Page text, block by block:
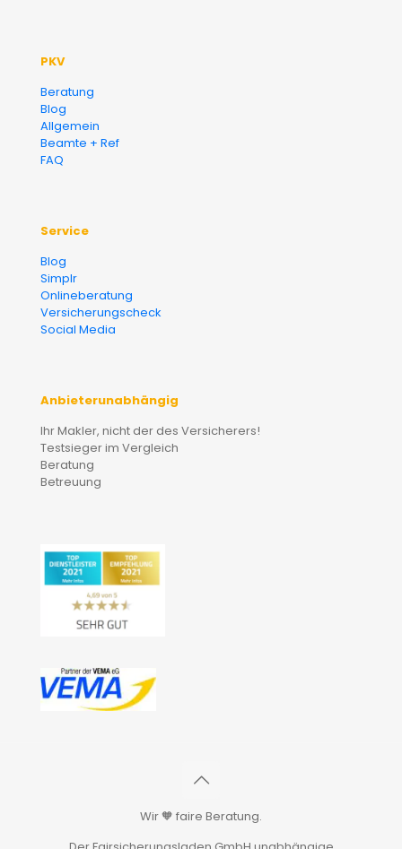
PKV
Beratung
Blog
Allgemein
Beamte + Ref
FAQ
Service
Blog
Simplr
Onlineberatung
Versicherungscheck
Social Media
Anbieterunabhängig
Ihr Makler, nicht der des Versicherers!
Testsieger im Vergleich
Beratung
Betreuung
Wir 🧡 faire Beratung.